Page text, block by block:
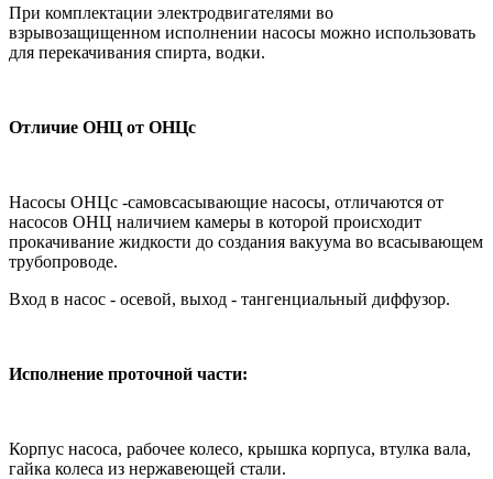
При комплектации электродвигателями во
взрывозащищенном исполнении насосы можно использовать
для перекачивания спирта, водки.
Отличие ОНЦ от ОНЦс
Насосы ОНЦс -самовсасывающие насосы, отличаются от
насосов ОНЦ наличием камеры в которой происходит
прокачивание жидкости до создания вакуума во всасывающем
трубопроводе.
Вход в насос - осевой, выход - тангенциальный диффузор.
Исполнение проточной части:
Корпус насоса, рабочее колесо, крышка корпуса, втулка вала,
гайка колеса из нержавеющей стали.